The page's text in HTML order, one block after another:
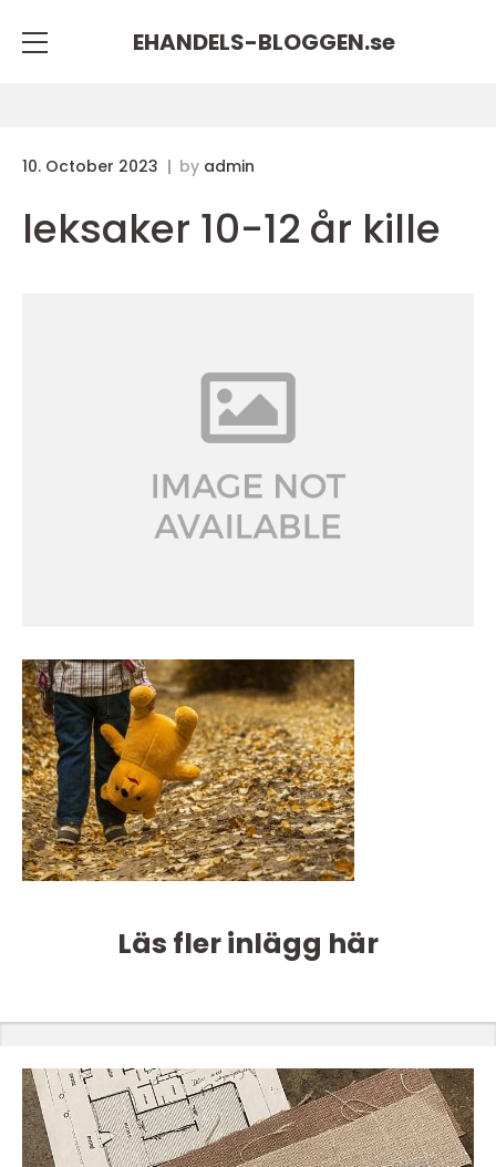
EHANDELS-BLOGGEN.se
10. October 2023 by admin
leksaker 10-12 år kille
Läs fler inlägg här